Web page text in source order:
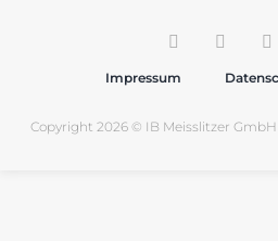
Impressum
Copyright 2026 © IB Meisslitzer GmbH